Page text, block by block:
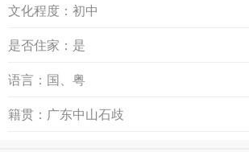
文化程度： 初中
是否住家： 是
语言： 国、粤
籍贯： 广东中山石歧